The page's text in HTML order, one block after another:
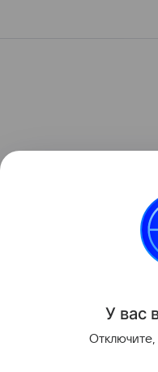
У вас
Отключите,